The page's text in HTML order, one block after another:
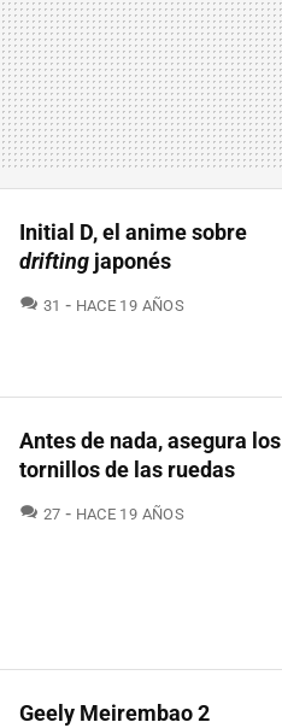
Initial D, el anime sobre
drifting japonés
31 COMENTARIOS
HACE 19 AÑOS
Antes de nada, asegura los
tornillos de las ruedas
27 COMENTARIOS
HACE 19 AÑOS
Geely Meirembao 2